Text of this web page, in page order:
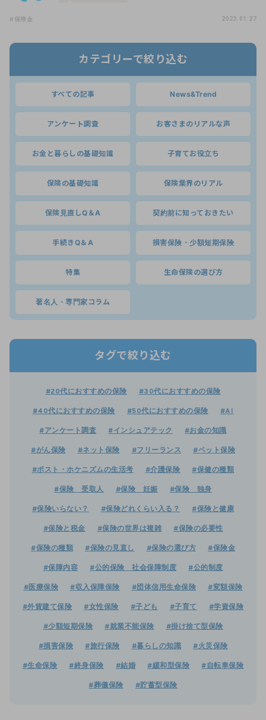
#保険金 2023.01.27
カテゴリーで絞り込む
すべての記事 News&Trend
アンケート調査 お客さまのリアルな声
お金と暮らしの基礎知識 子育てお役立ち
保険の基礎知識 保険業界のリアル
保険見直しQ＆A 契約前に知っておきたい
手続きQ＆A 損害保険・少額短期保険
特集 生命保険の選び方
著名人・専門家コラム
タグで絞り込む
#20代におすすめの保険 #30代におすすめの保険
#40代におすすめの保険 #50代におすすめの保険 #AI
#アンケート調査 #インシュアテック #お金の知識
#がん保険 #ネット保険 #フリーランス #ペット保険
#ポスト・ホケニズムの生活考 #介護保険 #保健の種類
#保険 受取人 #保険 妊娠 #保険 独身
#保険いらない？ #保険どれくらい入る？ #保険と健康
#保険と税金 #保険の世界は複雑 #保険の必要性
#保険の種類 #保険の見直し #保険の選び方 #保険金
#保障内容 #公的保険 社会保障制度 #公的制度
#医療保険 #収入保障保険 #団体信用生命保険 #変額保険
#外貨建て保険 #女性保険 #子ども #子育て #学資保険
#少額短期保険 #就業不能保険 #掛け捨て型保険
#損害保険 #旅行保険 #暮らしの知識 #火災保険
#生命保険 #終身保険 #結婚 #緩和型保険 #自転車保険
#葬儀保険 #貯蓄型保険